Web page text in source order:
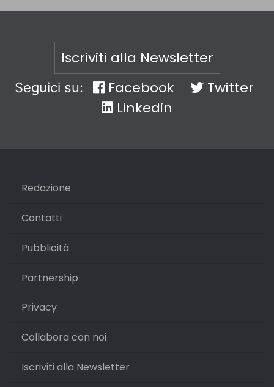
Iscriviti alla Newsletter
Seguici su: Facebook
Twitter
Linkedin
Redazione
Contatti
Pubblicità
Partnership
Privacy
Collabora con noi
Iscriviti alla Newsletter